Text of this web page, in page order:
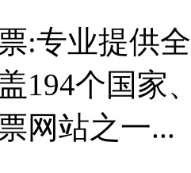
:专业提供
194个国家
网站之一...